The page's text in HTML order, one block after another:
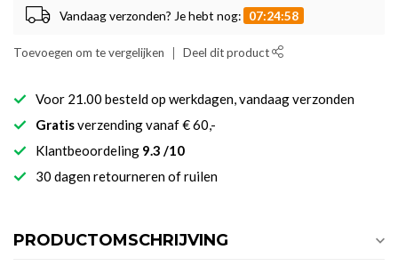
Vandaag verzonden? Je hebt nog: 07:24:58
Toevoegen om te vergelijken Deel dit product
Voor 21.00 besteld op werkdagen, vandaag verzonden
Gratisverzending vanaf € 60,-
Klantbeoordeling 9.3 /10
30 dagen retourneren of ruilen
PRODUCTOMSCHRIJVING